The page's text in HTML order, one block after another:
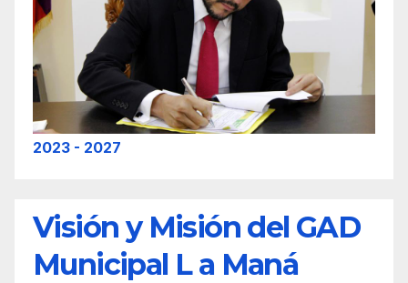
2023 - 2027
Visión y Misión del GAD
Municipal L a Maná